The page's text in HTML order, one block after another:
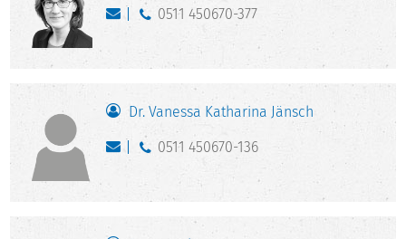
0511 450670-377
Dr. Vanessa Katharina Jänsch
0511 450670-136